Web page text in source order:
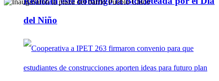
del Niño